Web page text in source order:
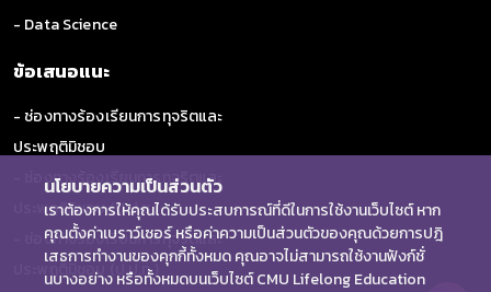
- Data Science
ข้อเสนอแนะ
- ช่องทางร้องเรียนการทุจริตและ
ประพฤติมิชอบ
- ช่องทางร้องเรียนการทุจริตและ
ประพฤติมิชอบ (ป.ป.ช.)
- ช่องทางร้องเรียนการทุจริตและ
ประพฤติมิชอบ (ป.ป.ท.)
นโยบายความเป็นส่วนตัว
เราต้องการให้คุณได้รับประสบการณ์ที่ดีในการใช้งานเว็บไซต์ หาก
คุณตั้งค่าเบราว์เซอร์ หรือค่าความเป็นส่วนตัวของคุณด้วยการปฎิ
เสธการทำงานของคุกกี้ทั้งหมด คุณอาจไม่สามารถใช้งานฟังก์ชั่
นบางอย่าง หรือทั้งหมดบนเว็บไซต์ CMU Lifelong Education